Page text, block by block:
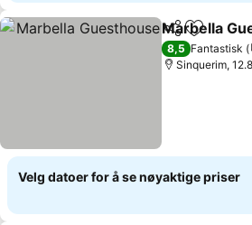
Del Legg til
Marbella
8,5 Fantastisk
Sinquerim,
Velg datoer for å se nøyaktige priser